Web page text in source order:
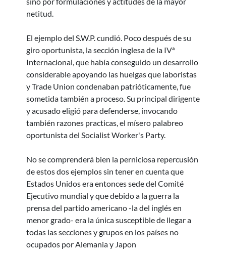
netitud.
El ejemplo del S.W.P. cundió. Poco después de su
giro oportunista, la sección inglesa de la IVª
Internacional, que había conseguido un desarrollo
considerable apoyando las huelgas que laboristas
y Trade Union condenaban patrióticamente, fue
sometida también a proceso. Su principal dirigente
y acusado eligió para defenderse, invocando
también razones practicas, el mísero palabreo
oportunista del Socialist Worker's Party.
No se comprenderá bien la perniciosa repercusión
de estos dos ejemplos sin tener en cuenta que
Estados Unidos era entonces sede del Comité
Ejecutivo mundial y que debido a la guerra la
prensa del partido americano -la del inglés en
menor grado- era la única susceptible de llegar a
todas las secciones y grupos en los países no
ocupados por Alemania y Japon